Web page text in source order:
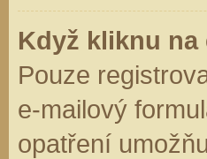
Když kliknu na
Pouze
e-mailový
opatření